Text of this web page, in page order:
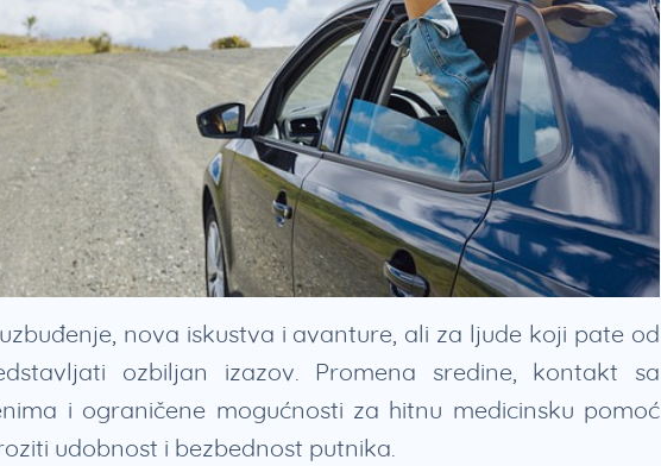
nova iskustva i avanture, ali za ljude koji pate od
ozbiljan izazov. Promena sredine, kontakt sa
i ograničene mogućnosti za hitnu medicinsku pomoć
udobnost i bezbednost putnika.